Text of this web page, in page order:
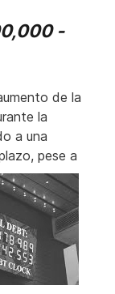
-
de la
la
a una
pese a